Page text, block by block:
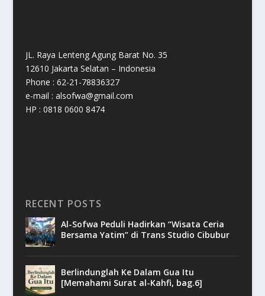
JL. Raya Lenteng Agung Barat No. 35
12610 Jakarta Selatan – Indonesia
Phone : 62-21-78836327
e-mail : alsofwa@gmail.com
HP : 0818 0600 8474
RECENT POSTS
Al-Sofwa Peduli Hadirkan “Wisata Ceria
Bersama Yatim” di Trans Studio Cibubur
Berlindunglah Ke Dalam Gua Itu
[Memahami Surat al-Kahfi, bag.6]